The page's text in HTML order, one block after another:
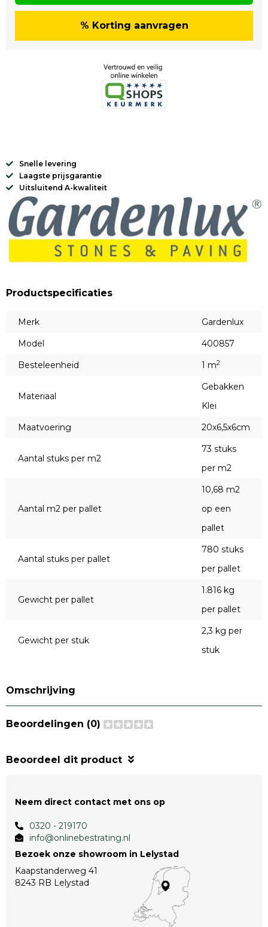
% Korting aanvragen
Snelle levering
Laagste prijsgarantie
Uitsluitend A-kwaliteit
Productspecificaties
Merk
Gardenlux
Model
400857
Besteleenheid
1 m2
Materiaal
Gebakken
Klei
Maatvoering
20x6,5x6cm
Aantal stuks per m2
73 stuks
per m2
Aantal m2 per pallet
10,68 m2
op een
pallet
Aantal stuks per pallet
780 stuks
per pallet
Gewicht per pallet
1.816 kg
per pallet
Gewicht per stuk
2,3 kg per
stuk
Omschrijving
Beoordelingen (0)
Beoordeel dit product
Neem direct contact met ons op
0320 - 219170
info@onlinebestrating.nl
Bezoek onze showroom in Lelystad
Kaapstanderweg 41
8243 RB Lelystad